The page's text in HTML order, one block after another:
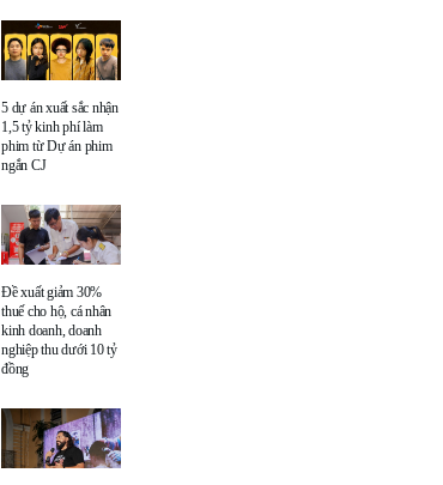
5 dự án xuất sắc nhận
1,5 tỷ kinh phí làm
phim từ Dự án phim
ngắn CJ
Đề xuất giảm 30%
thuế cho hộ, cá nhân
kinh doanh, doanh
nghiệp thu dưới 10 tỷ
đồng